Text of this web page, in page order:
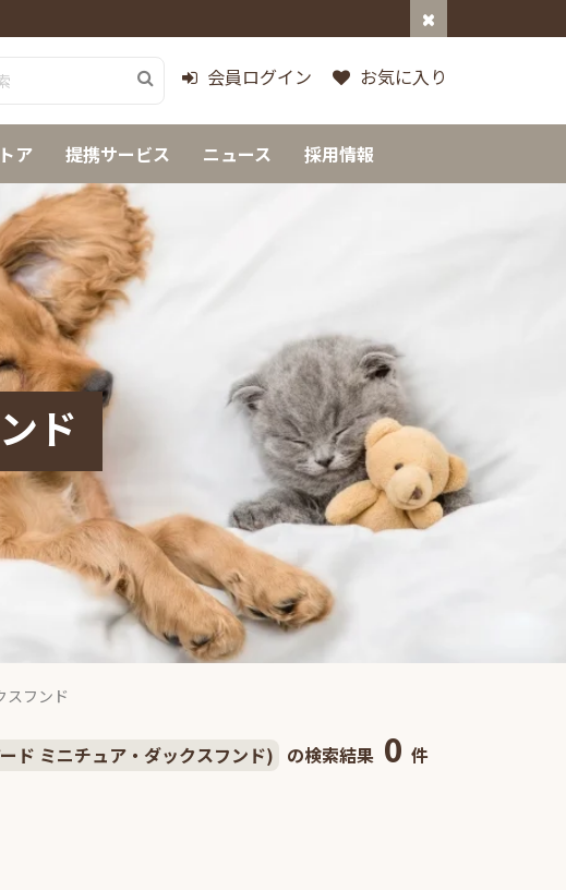
会員ログイン お気に入り
ア 提携サービス ニュース 採用情報
ド
スフンド
ド ミニチュア・ダックスフンド) の検索結果 0 件